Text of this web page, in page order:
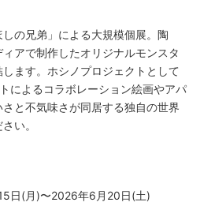
の兄弟」による大規模個展。陶
アで制作したオリジナルモンスタ
ます。ホシノプロジェクトとして
によるコラボレーション絵画やアパ
と不気味さが同居する独自の世界
い。
日(月)〜2026年6月20日(土)